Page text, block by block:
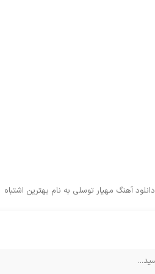
دانلود آهنگ مهیار توسلی به نام بهترین اشتباه